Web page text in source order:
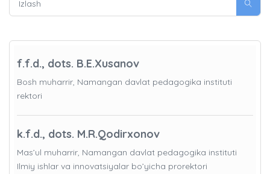
f.f.d., dots. B.E.Xusanov
Bosh muharrir, Namangan davlat pedagogika instituti
rektori
k.f.d., dots. M.R.Qodirxonov
Mas’ul muharrir, Namangan davlat pedagogika instituti
Ilmiy ishlar va innovatsiyalar bo’yicha prorektori